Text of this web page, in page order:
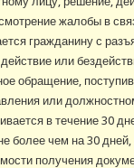
жалобы в
гражданину с
или
обращение,
или
в течение 30
более чем на 30
получения